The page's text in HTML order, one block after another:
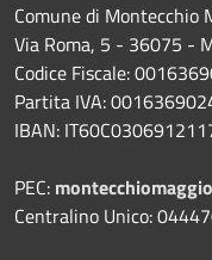
Comune di Montecchio
Via Roma, 5 - 36075 -
Codice Fiscale:
Partita IVA:
IBAN:
PEC:
Centralino Unico: